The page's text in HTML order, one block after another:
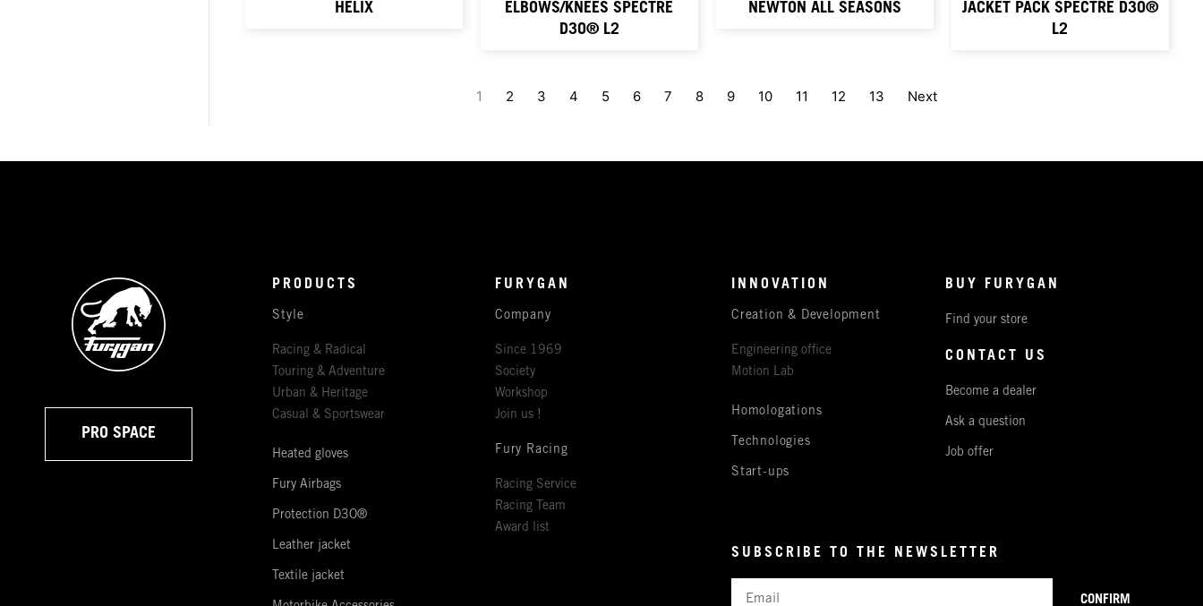
HELIX
ELBOWS/KNEES SPECTRE
D3O® L2
NEWTON ALL SEASONS
JACKET PACK SPECTRE D3O®
L2
1 2 3 4 5 6 7 8 9 10 11 12 13 Next
PRO SPACE
PRODUCTS
Style
Racing & Radical
Touring & Adventure
Urban & Heritage
Casual & Sportswear
Heated gloves
Fury Airbags
Protection D3O®
Leather jacket
Textile jacket
FURYGAN
Company
Since 1969
Society
Workshop
Join us !
Fury Racing
Racing Service
Racing Team
Award list
INNOVATION
Creation & Development
Engineering office
Motion Lab
Homologations
Technologies
Start-ups
BUY FURYGAN
Find your store
CONTACT US
Become a dealer
Ask a question
Job offer
SUBSCRIBE TO THE NEWSLETTER
CONFIRM